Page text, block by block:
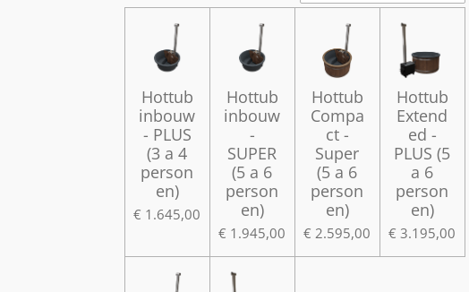
Hottub
inbouw
- PLUS
(3 a 4
person
en)
€ 1.645,00
Hottub
inbouw
-
SUPER
(5 a 6
person
en)
€ 1.945,00
Hottub
Compa
ct -
Super
(5 a 6
person
en)
€ 2.595,00
Hottub
Extend
ed -
PLUS (5
a 6
person
en)
€ 3.195,00